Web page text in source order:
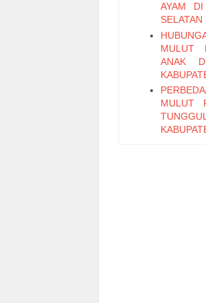
AYAM
SELATAN
MULUT
ANAK
MULUT